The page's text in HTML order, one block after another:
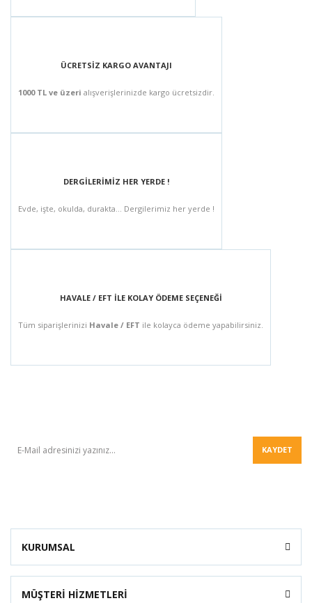
ÜCRETSİZ KARGO AVANTAJI
1000 TL ve üzeri alışverişlerinizde kargo ücretsizdir.
DERGİLERİMİZ HER YERDE !
Evde, işte, okulda, durakta... Dergilerimiz her yerde !
HAVALE / EFT İLE KOLAY ÖDEME SEÇENEĞİ
Tüm siparişlerinizi Havale / EFT ile kolayca ödeme yapabilirsiniz.
KAYDET
KURUMSAL
MÜŞTERİ HİZMETLERİ